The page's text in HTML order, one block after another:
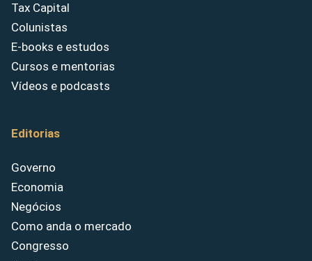
Tax Capital
Colunistas
E-books e estudos
Cursos e mentorias
Vídeos e podcasts
Editorias
Governo
Economia
Negócios
Como anda o mercado
Congresso